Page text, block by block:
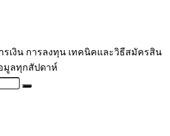
รเงิน การลงทุน เทคนิคและวิธีสมัครสิน
มูลทุกสัปดาห์